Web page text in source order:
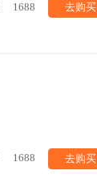
1688 去购买
1688 去购买